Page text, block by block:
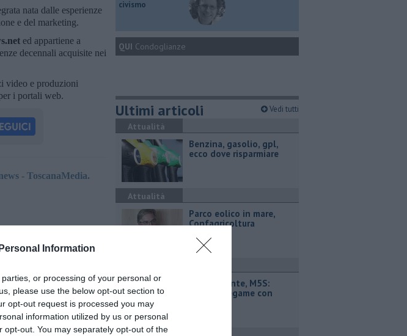
Information
or processing of your personal or
please use the below opt-out section to
opt-out request is processed you may
information utilized by us or personal
out. You may separately opt-out of the
nata dalle esperienze
e del marketing.
ed appartiene a
decennali acquisite nei
video e produzioni
i portali web.
- ToscanaMedia.
civismo
QUI Condoglianze
Ultimi articoli Vedi tutti
Attualità
​Benzina, gasolio, gpl,
ecco dove risparmiare
Attualità
Parco eolico in mare,
Confagricoltura
Retiambiente, M5S:
"Nessun legame con